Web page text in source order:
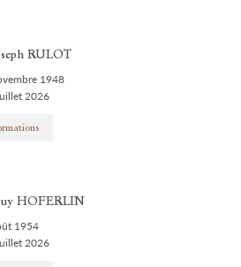
RULOT
1948
2026
HOFERLIN
1954
2026